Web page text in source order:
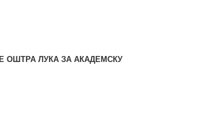
ОШТРА ЛУКА ЗА АКАДЕМСКУ